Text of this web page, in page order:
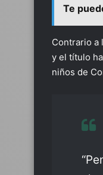
Te
Contrario a
y el título
niños de